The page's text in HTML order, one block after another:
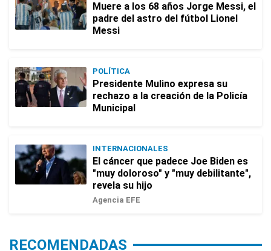
Muere a los 68 años Jorge Messi, el
padre del astro del fútbol Lionel
Messi
POLÍTICA
Presidente Mulino expresa su
rechazo a la creación de la Policía
Municipal
INTERNACIONALES
El cáncer que padece Joe Biden es
"muy doloroso" y "muy debilitante",
revela su hijo
Agencia EFE
RECOMENDADAS